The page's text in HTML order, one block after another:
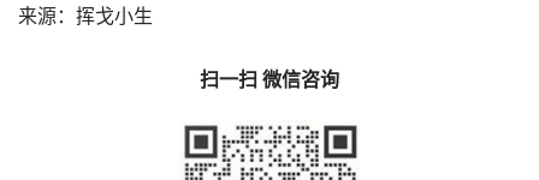
来源：挥戈小生
扫一扫 微信咨询